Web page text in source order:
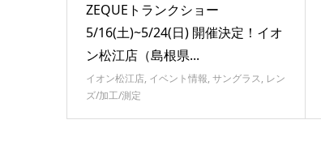
ZEQUEトランクショー
5/16(土)~5/24(日) 開催決定！イオ
ン松江店（島根県...
イオン松江店, イベント情報, サングラス, レン
ズ/加工/測定